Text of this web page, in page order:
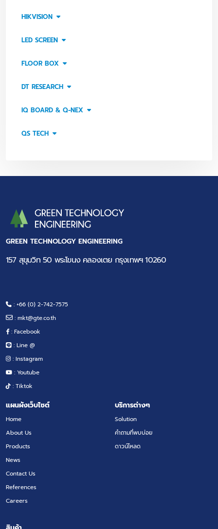
HIKVISION
LED SCREEN
FLOOR BOX
DT RESEARCH
IQ BOARD & Q-NEX
QS TECH
GREEN TECHNOLOGY ENGINEERING
157 สุขุมวิท 50 พระโขนง คลองเตย กรุงเทพฯ 10260
: +66 (0) 2-742-7575
: mkt@gte.co.th
: Facebook
: Line @
: Instagram
: Youtube
: Tiktok
แผนผังเว็บไซต์
Home
About Us
Products
News
Contact Us
References
Careers
บริการต่างๆ
Solution
คำถามที่พบบ่อย
ดาวน์โหลด